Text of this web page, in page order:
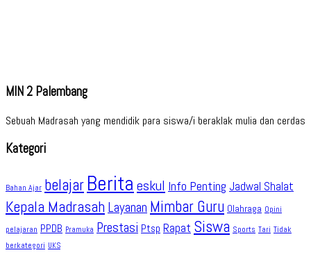
MIN 2 Palembang
Sebuah Madrasah yang mendidik para siswa/i beraklak mulia dan cerdas
Kategori
Bahan Ajar belajar Berita eskul Info Penting Jadwal Shalat
Kepala Madrasah Layanan Mimbar Guru Olahraga Opini
pelajaran PPDB Pramuka Prestasi Ptsp Rapat Siswa Sports Tari Tidak
berkategori UKS